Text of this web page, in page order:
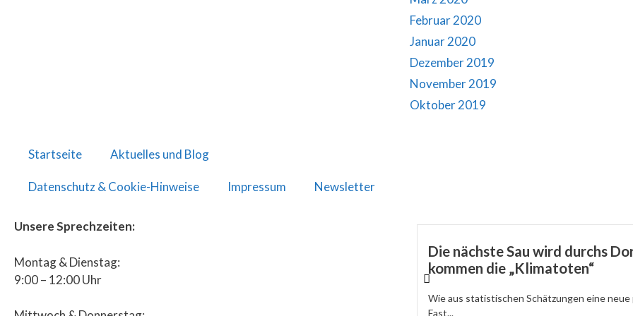
Februar 2020
Januar 2020
Dezember 2019
November 2019
Oktober 2019
Startseite Aktuelles und Blog
Datenschutz & Cookie-Hinweise Impressum Newsletter
Unsere Sprechzeiten:
Montag & Dienstag:
9:00 – 12:00 Uhr
Die nächste Sau wird durchs
kommen die „Klimatoten“
Wie aus statistischen Schätzungen eine
Fast...